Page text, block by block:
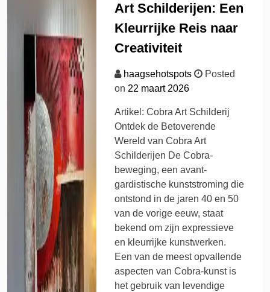
Art Schilderijen: Een
Kleurrijke Reis naar
Creativiteit
haagsehotspots
Posted
on22 maart 2026
Artikel: Cobra Art Schilderij
Ontdek de Betoverende
Wereld van Cobra Art
Schilderijen De Cobra-
beweging, een avant-
gardistische kunststroming die
ontstond in de jaren 40 en 50
van de vorige eeuw, staat
bekend om zijn expressieve
en kleurrijke kunstwerken.
Een van de meest opvallende
aspecten van Cobra-kunst is
het gebruik van levendige